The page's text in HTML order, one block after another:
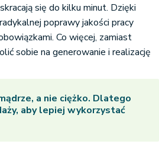
się do kilku minut. Dzięki
poprawy jakości pracy
Co więcej, zamiast
sobie na generowanie i realizację
a nie ciężko. Dlatego
aby lepiej wykorzystać